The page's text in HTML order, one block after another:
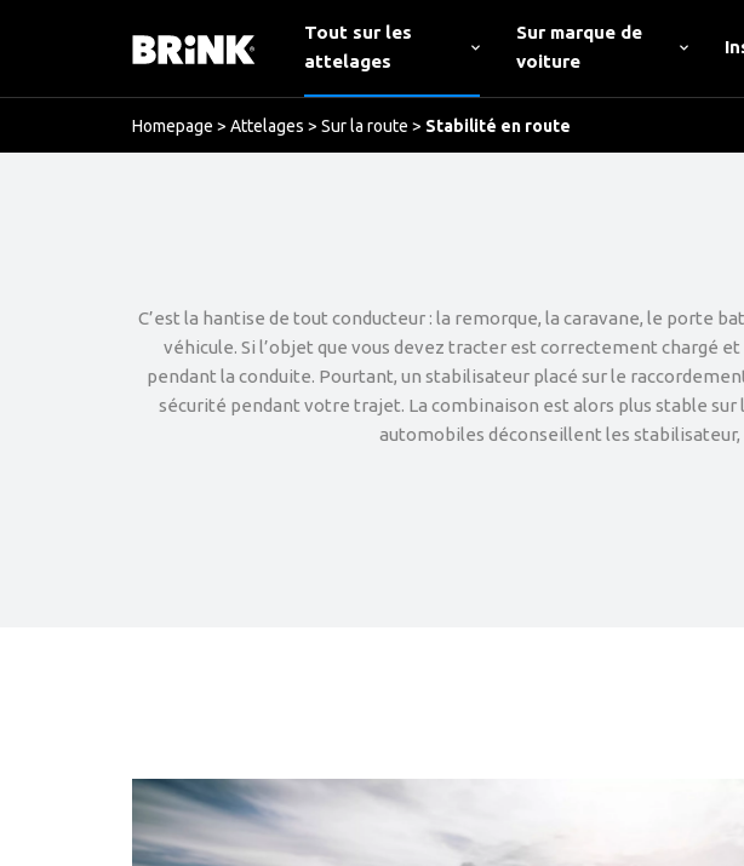
Tout sur les
attelages
Sur marque de
voiture
Homepage > Attelages > Sur la route > Stabilité en route
C’est la hantise de tout conducteur : la remorque, la caravane, le porte
véhicule. Si l’objet que vous devez tracter est correctement chargé
pendant la conduite. Pourtant, un stabilisateur placé sur le
sécurité pendant votre trajet. La combinaison est alors plus stable
automobiles déconseillent les